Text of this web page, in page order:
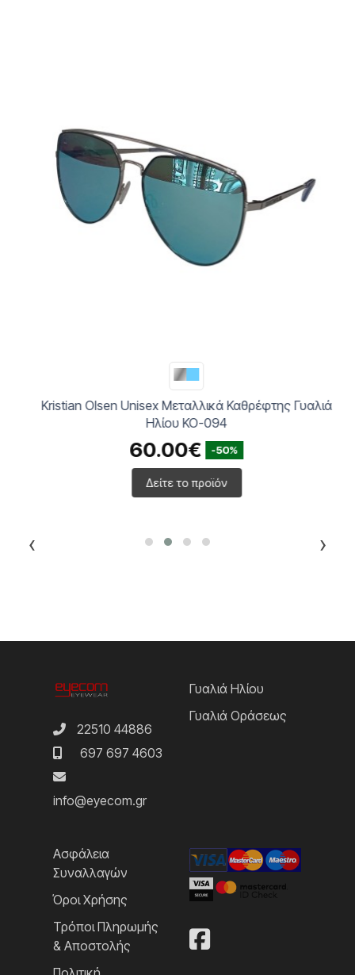
Kristian Olsen Unisex Μεταλλικά Καθρέφτης Γυαλιά
Ηλίου KO-094
60.00€ -50%
Δείτε το προϊόν
‹ ›
22510 44886
697 697 4603
info@eyecom.gr
Γυαλιά Ηλίου
Γυαλιά Οράσεως
Ασφάλεια
Συναλλαγών
Όροι Χρήσης
Τρόποι Πληρωμής
& Αποστολής